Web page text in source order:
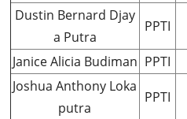
Dustin Bernard Djay
a Putra
PPTI
Janice Alicia Budiman PPTI
Joshua Anthony Loka
putra
PPTI